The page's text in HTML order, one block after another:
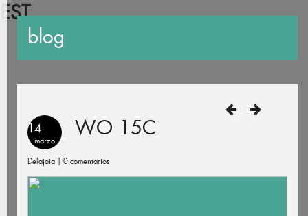
EST
blog
14
marzo WO 15C
Delajoia | 0 comentarios